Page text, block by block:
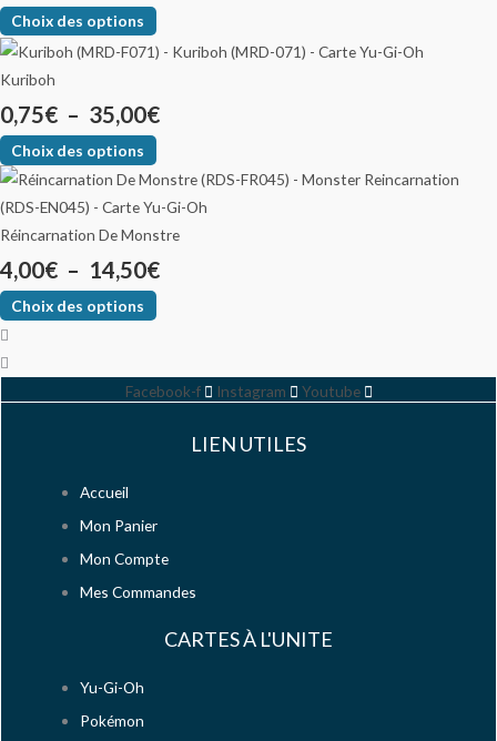
Choix des options
Kuriboh
0,75€ – 35,00€
Choix des options
Réincarnation De Monstre
4,00€ – 14,50€
Choix des options
Facebook-f Instagram Youtube
LIEN UTILES
Accueil
Mon Panier
Mon Compte
Mes Commandes
CARTES À L'UNITE
Yu-Gi-Oh
Pokémon